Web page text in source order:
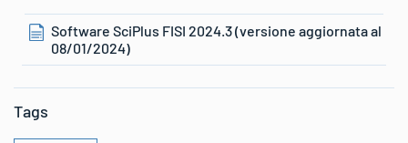
Software SciPlus FISI 2024.3 (versione aggiornata al
08/01/2024)
Tags